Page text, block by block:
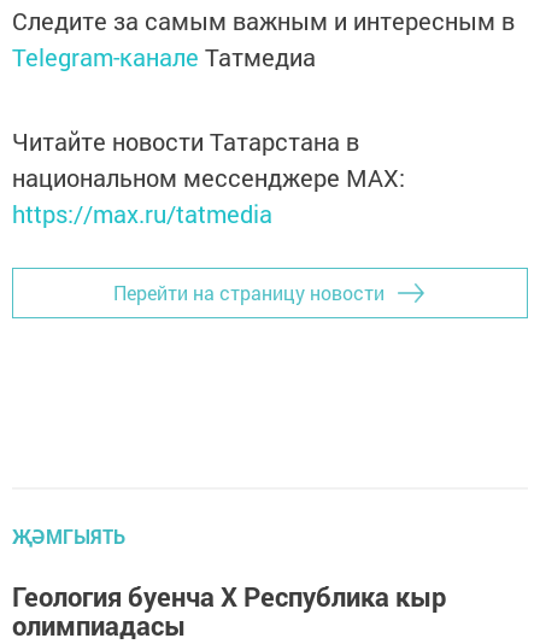
Следите за самым важным и интересным в
Telegram-канале Татмедиа
Читайте новости Татарстана в
национальном мессенджере MАХ:
https://max.ru/tatmedia
Перейти на страницу новости
ҖӘМГЫЯТЬ
Геология буенча X Республика кыр
олимпиадасы